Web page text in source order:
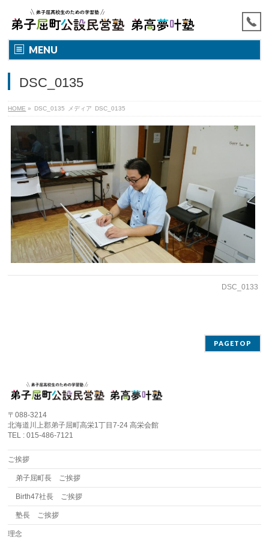
MENU
DSC_0135
HOME » DSC_0135 メディア DSC_0135
DSC_0133
PAGETOP
〒088-3214
北海道川上郡弟子屈町高栄1丁目7-24 高栄会館
TEL : 015-486-7121
ご挨拶
弟子屈町長 ご挨拶
Birth47社長 ご挨拶
塾長 ご挨拶
理念